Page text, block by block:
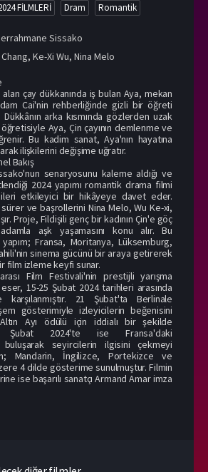
FİLMLERİ Dram Romantik
Sissako
, Ke-Xi Wu, Nina Melo
çay dükkanında iş bulan Aya, mekan
Cai'nin rehberliğinde gizli bir öğreti
arka kısmında gözlerden uzak
Aya, Çin çayının demlenme ve
Bu kadim sanat, Aya'nın hayatına
ilişkilerini değişime uğratır.
Bakış
senaryosunu kaleme aldığı ve
2024 yapımı romantik drama filmi
etkileyici bir hikâyeye davet eder.
sürer ve başrollerini Nina Melo, Wu Ke-xi,
Proje, Fildişili genç bir kadının Çin'e göç
aşk yaşamasını konu alır. Bu
Fransa, Moritanya, Lüksemburg,
sinema gücünü bir araya getirerek
film izleme keyfi sunar.
Film Festivali'nin prestijli yarışma
15-25 Şubat 2024 tarihleri arasında
21 Şubat'ta Berlinale
gösterimiyle izleyicilerin beğenisini
Ayı ödülü için iddialı bir şekilde
Şubat 2024'te ise Fransa'daki
buluşarak seyircilerin ilgisini çekmeyi
Mandarin, İngilizce, Portekizce ve
4 dilde gösterime sunulmuştur. Filmin
ise başarılı sanatçı Armand Amar imza